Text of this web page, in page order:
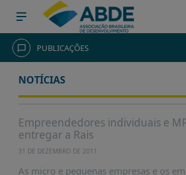
HOME
INSTITUCIONAL
ORGANOGRAMA
COMISSÕES
TEMÁTICAS
PUBLICAÇÕES
NOTÍCIAS
Empreendedores individuais e
entregar a Rais
31 DE DEZEMBRO DE 2011
As micro e pequenas empresas e os